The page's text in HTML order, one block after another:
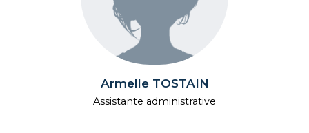
Armelle TOSTAIN
Assistante administrative